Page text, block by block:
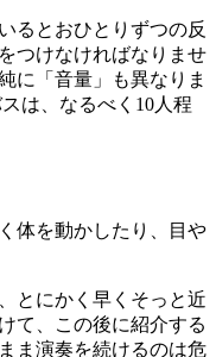
るとおひとりずつの反
つけなければなりませ
に「音量」も異なりま
は、なるべく10人程
体を動かしたり、目や
とにかく早くそっと近
て、この後に紹介する
ま演奏を続けるのは危